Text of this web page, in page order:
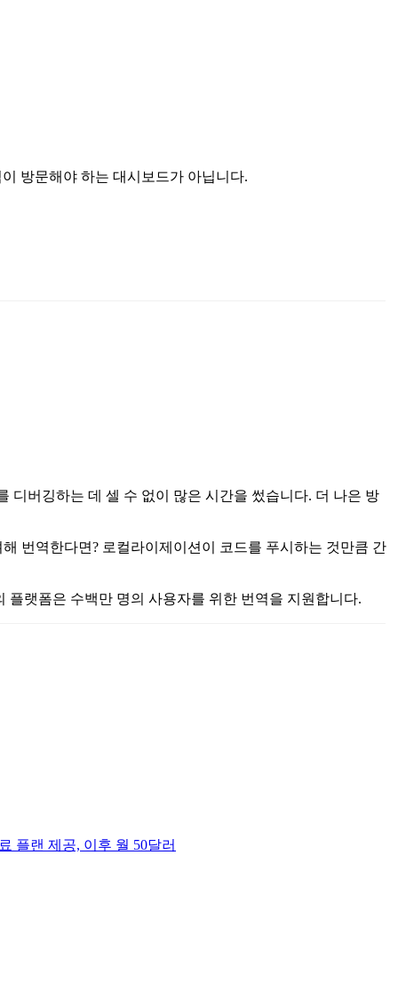
방문해야 하는 대시보드가 아닙니다.
디버깅하는 데 셀 수 없이 많은 시간을 썼습니다. 더 나은 방
번역한다면? 로컬라이제이션이 코드를 푸시하는 것만큼 간
플랫폼은 수백만 명의 사용자를 위한 번역을 지원합니다.
플랜 제공, 이후 월 50달러